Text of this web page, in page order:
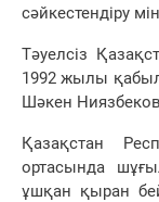
сәйкестендіру
Тәуелсіз
1992 жылы
Шәкен
Қазақстан
ортасында
ұшқан қыран